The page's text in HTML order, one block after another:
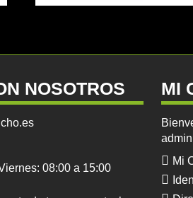
NOSOTROS
08:00 a 15:00
MI
Mi